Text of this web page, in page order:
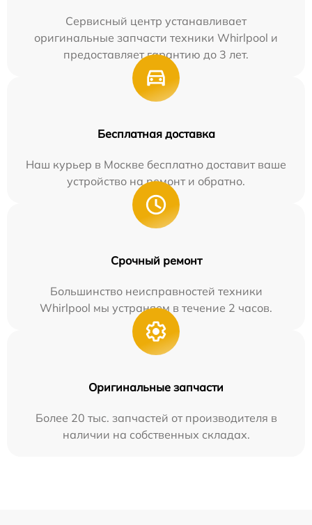
Сервисный центр устанавливает
оригинальные запчасти техники Whirlpool и
предоставляет гарантию до 3 лет.
Бесплатная доставка
Наш курьер в Москве бесплатно доставит ваше
устройство на ремонт и обратно.
Срочный ремонт
Большинство неисправностей техники
Whirlpool мы устраняем в течение 2 часов.
Оригинальные запчасти
Более 20 тыс. запчастей от производителя в
наличии на собственных складах.